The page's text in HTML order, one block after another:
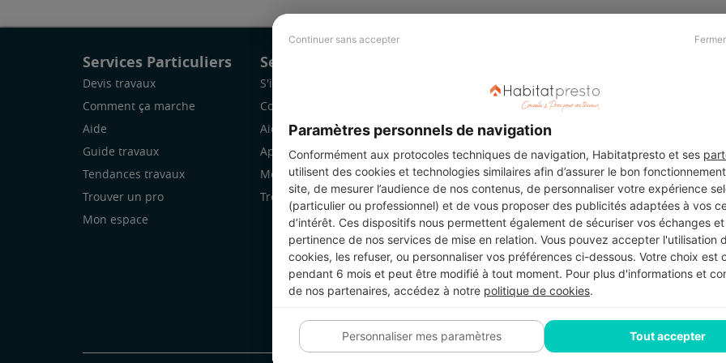
Continuer sans accepter
Paramètres personnels de navigation
Conformément aux protocoles techniques de navigation, Habitatpresto et ses
utilisent des cookies et technologies similaires afin d’assurer le bon
site, de mesurer l’audience de nos contenus, de personnaliser votre expérience
(particulier ou professionnel) et de vous proposer des publicités adaptées à vos
d’intérêt. Ces dispositifs nous permettent également de sécuriser vos échanges
pertinence de nos services de mise en relation. Vous pouvez accepter l'utilisation
cookies, les refuser, ou personnaliser vos préférences ci-dessous. Votre choix est
pendant 6 mois et peut être modifié à tout moment. Pour plus d'informations et
de nos partenaires, accédez à notre politique de cookies.
Personnaliser mes paramètres Tout accepter
Services Particuliers
Devis travaux
Comment ça marche
Aide
Guide travaux
Tendances travaux
Trouver un pro
Mon espace
Services Pro
S'inscrire
Comment ça marche
Aide
Application Mobile
Mon espace
Trouver des chantiers
Revue de presse
Légal
Charte cookies
Suivez-nous